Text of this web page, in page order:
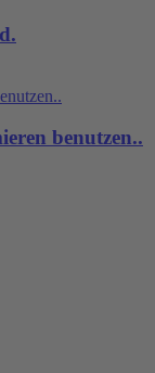
benutzen..